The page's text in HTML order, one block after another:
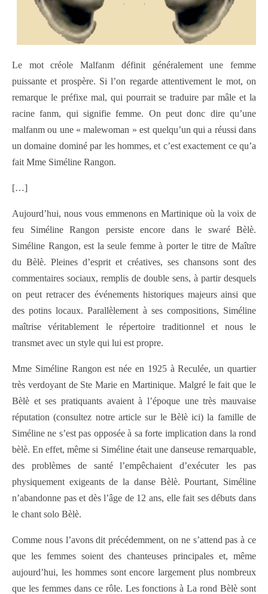
Le mot créole Malfanm définit généralement une femme
puissante et prospère. Si l’on regarde attentivement le mot, on
remarque le préfixe mal, qui pourrait se traduire par mâle et la
racine fanm, qui signifie femme. On peut donc dire qu’une
malfanm ou une « malewoman » est quelqu’un qui a réussi dans
un domaine dominé par les hommes, et c’est exactement ce qu’a
fait Mme Siméline Rangon.
[…]
Aujourd’hui, nous vous emmenons en Martinique où la voix de
feu Siméline Rangon persiste encore dans le swaré Bèlè.
Siméline Rangon, est la seule femme à porter le titre de Maître
du Bèlè. Pleines d’esprit et créatives, ses chansons sont des
commentaires sociaux, remplis de double sens, à partir desquels
on peut retracer des événements historiques majeurs ainsi que
des potins locaux. Parallèlement à ses compositions, Siméline
maîtrise véritablement le répertoire traditionnel et nous le
transmet avec un style qui lui est propre.
Mme Siméline Rangon est née en 1925 à Reculée, un quartier
très verdoyant de Ste Marie en Martinique. Malgré le fait que le
Bèlè et ses pratiquants avaient à l’époque une très mauvaise
réputation (consultez notre article sur le Bèlè ici) la famille de
Siméline ne s’est pas opposée à sa forte implication dans la rond
bèlè. En effet, même si Siméline était une danseuse remarquable,
des problèmes de santé l’empêchaient d’exécuter les pas
physiquement exigeants de la danse Bèlè. Pourtant, Siméline
n’abandonne pas et dès l’âge de 12 ans, elle fait ses débuts dans
le chant solo Bèlè.
Comme nous l’avons dit précédemment, on ne s’attend pas à ce
que les femmes soient des chanteuses principales et, même
aujourd’hui, les hommes sont encore largement plus nombreux
que les femmes dans ce rôle. Les fonctions à La rond Bèlè sont